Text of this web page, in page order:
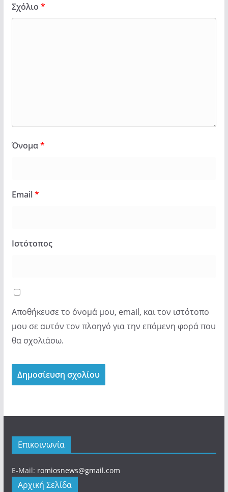
Σχόλιο *
Όνομα*
Email*
Ιστότοπος
Αποθήκευσε το όνομά μου, email, και τον ιστότοπο
μου σε αυτόν τον πλοηγό για την επόμενη φορά που
θα σχολιάσω.
Επικοινωνία
E-Mail: romiosnews@gmail.com
Αρχική Σελίδα